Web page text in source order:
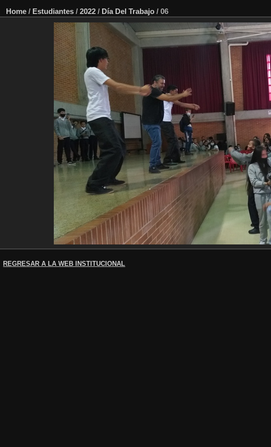
Home / Estudiantes / 2022 / Día Del Trabajo / 06
REGRESAR A LA WEB INSTITUCIONAL